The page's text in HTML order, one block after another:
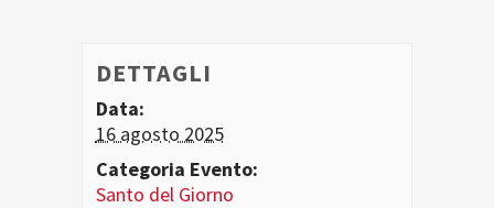
DETTAGLI
Data:
16 agosto 2025
Categoria Evento:
Santo del Giorno